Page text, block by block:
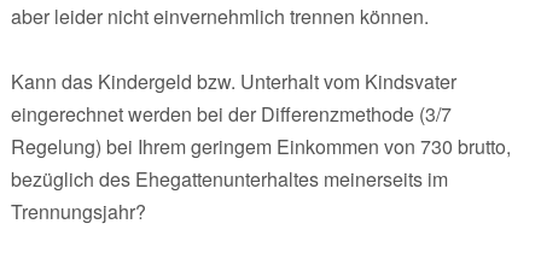
aber leider nicht einvernehmlich trennen können.
Kann das Kindergeld bzw. Unterhalt vom Kindsvater
eingerechnet werden bei der Differenzmethode (3/7
Regelung) bei Ihrem geringem Einkommen von 730 brutto,
bezüglich des Ehegattenunterhaltes meinerseits im
Trennungsjahr?